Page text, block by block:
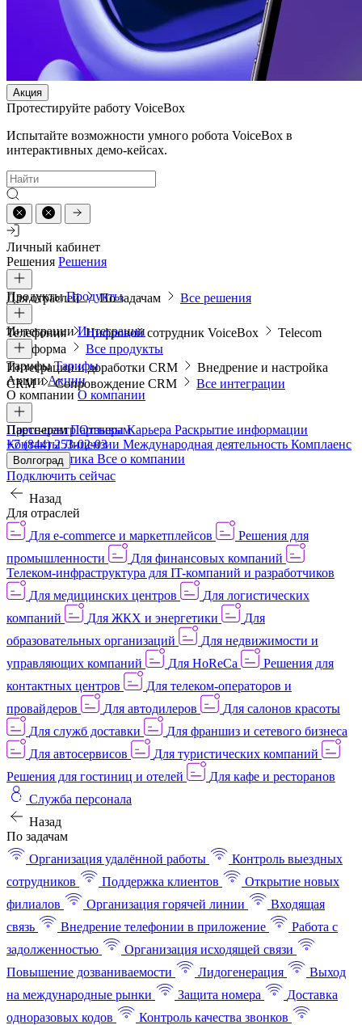
Акция
Протестируйте работу VoiceBox
Испытайте возможности умного робота VoiceBox в
интерактивных демо-кейсах.
Личный кабинет
Решения Решения
Для отраслей По задачам Все решения
ПродуктыПродукты
Телефония Цифровой сотрудник VoiceBox
Telecom
платформа
Все продукты
ИнтеграцииИнтеграции
Интеграции и доработки CRM
Внедрение и настройка
CRM
Сопровождение CRM Все интеграции
ТарифыТарифы
АкцииАкции
О компании О компании
Пресс-центрОтзывыКарьера Раскрытие информации
КонтактыЛицензии Международная деятельность Комплаенс
и деловая этика Все о компании
ПартнерамПартнерам
+7 (844) 253-02-03
Волгоград
Подключить сейчас
Назад
Для отраслей
Для e-commerce и маркетплейсов
Решения для
промышленности
Для финансовых компаний
Телеком-инфраструктура для IT-компаний и разработчиков
Для медицинских центров
Для логистических
компаний
Для ЖКХ и энергетики
Для
образовательных организаций
Для недвижимости и
управляющих компаний
Для HoReCa
Решения для
контактных центров
Для телеком-операторов и
провайдеров
Для автодилеров
Для салонов красоты
Для служб доставки
Для франшиз и сетевого бизнеса
Для автосервисов
Для туристических компаний
Решения для гостиниц и отелей
Для кафе и ресторанов
Служба персонала
Назад
По задачам
Организация удалённой работы
Контроль выездных
сотрудников
Поддержка клиентов
Открытие новых
филиалов
Организация горячей линии
Входящая
связь
Внедрение телефонии в приложение
Работа с
задолженностью
Организация исходящей связи
Повышение дозваниваемости
Лидогенерация
Выход
на международные рынки
Защита номера
Доставка
одноразовых кодов
Контроль качества звонков